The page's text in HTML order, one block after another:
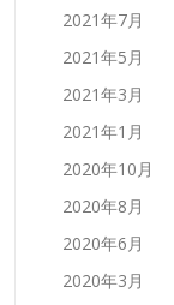
2021年7月
2021年5月
2021年3月
2021年1月
2020年10月
2020年8月
2020年6月
2020年3月